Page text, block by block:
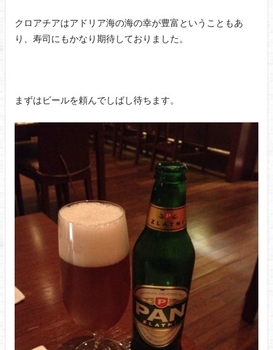
クロアチアはアドリア海の海の幸が豊富ということもあ
り、寿司にもかなり期待しておりました。
まずはビールを頼んでしばし待ちます。